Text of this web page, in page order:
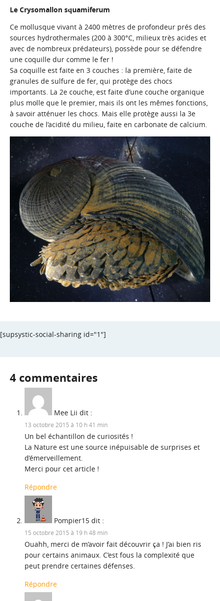
Le Crysomallon squamiferum
Ce mollusque vivant à 2400 mètres de profondeur prés des
sources hydrothermales (200 à 300°C, milieux très acides et
avec de nombreux prédateurs), possède pour se défendre
une coquille dur comme le fer !
Sa coquille est faite en 3 couches : la première, faite de
granules de sulfure de fer, qui protège des chocs
importants. La 2e couche, est faite d’une couche organique
plus molle que le premier, mais ils ont les mêmes fonctions,
à savoir atténuer les chocs. Mais elle protège aussi la 3e
couche de l’acidité du milieu, faite en carbonate de calcium.
[supsystic-social-sharing id="1"]
4 commentaires
Mee Lii dit :
13 octobre 2015 à 10 h 41 min
Un bel échantillon de curiosités !
La Nature est une source inépuisable de surprises et
d’émerveillement.
Merci pour cet article !
Répondre
Pompier15 dit :
15 octobre 2015 à 19 h 48 min
Ouahh, merci de m’avoir fait découvrir ça ! J’ai bien ris
pour certains animaux. C’est fous la complexité que
peut prendre certaines défenses.
Répondre